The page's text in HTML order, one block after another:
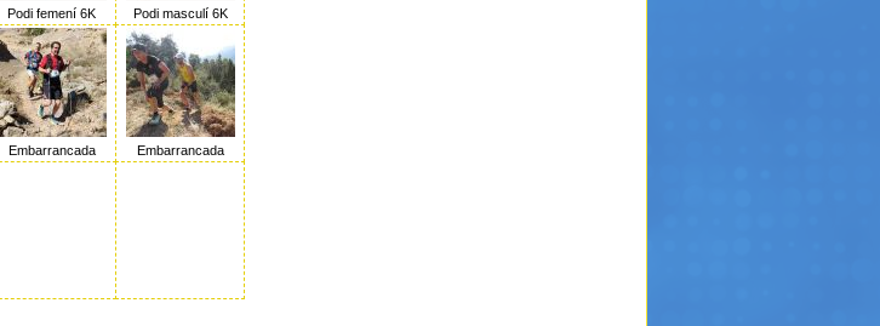
Podi femení 6K Podi masculí 6K
Embarrancada Embarrancada